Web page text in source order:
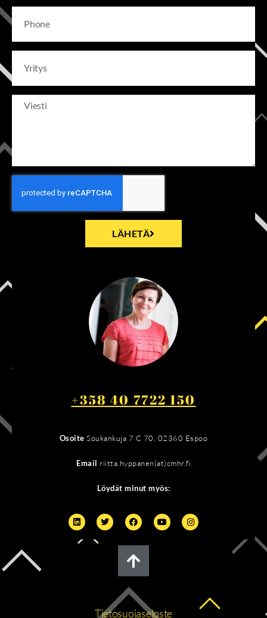
LÄHETÄ
+358 40 7722 150
OsoiteSoukankuja 7 C 70, 02360 Espoo
Email riitta.hyppanen(at)cmhr.fi
Löydät minut myös:
Tietosuojaseloste